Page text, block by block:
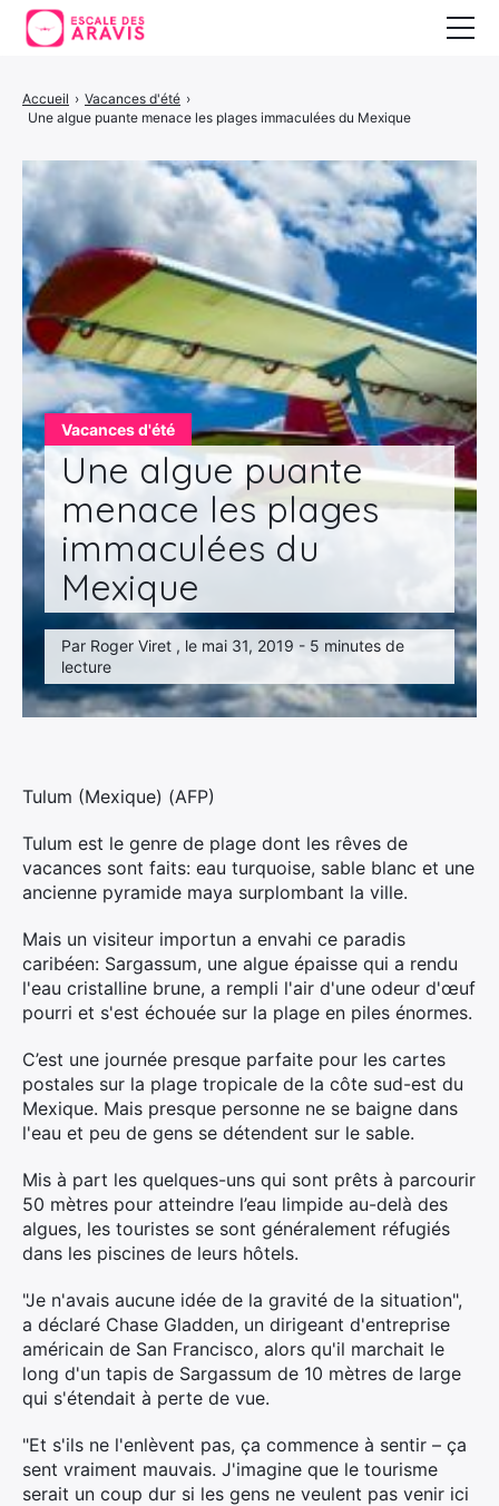
Vacances d'été
Une algue puante
menace les plages
immaculées du
Mexique
Par Roger Viret , le mai 31, 2019 - 5 minutes de
lecture
Accueil › Vacances d'été ›
Une algue puante menace les plages immaculées du Mexique
Tulum (Mexique) (AFP)
Tulum est le genre de plage dont les rêves de
vacances sont faits: eau turquoise, sable blanc et une
ancienne pyramide maya surplombant la ville.
Mais un visiteur importun a envahi ce paradis
caribéen: Sargassum, une algue épaisse qui a rendu
l'eau cristalline brune, a rempli l'air d'une odeur d'œuf
pourri et s'est échouée sur la plage en piles énormes.
C’est une journée presque parfaite pour les cartes
postales sur la plage tropicale de la côte sud-est du
Mexique. Mais presque personne ne se baigne dans
l'eau et peu de gens se détendent sur le sable.
Mis à part les quelques-uns qui sont prêts à parcourir
50 mètres pour atteindre l’eau limpide au-delà des
algues, les touristes se sont généralement réfugiés
dans les piscines de leurs hôtels.
"Je n'avais aucune idée de la gravité de la situation",
a déclaré Chase Gladden, un dirigeant d'entreprise
américain de San Francisco, alors qu'il marchait le
long d'un tapis de Sargassum de 10 mètres de large
qui s'étendait à perte de vue.
"Et s'ils ne l'enlèvent pas, ça commence à sentir – ça
sent vraiment mauvais. J'imagine que le tourisme
serait un coup dur si les gens ne veulent pas venir ici
Vacances d’été
Vacances en Espagne